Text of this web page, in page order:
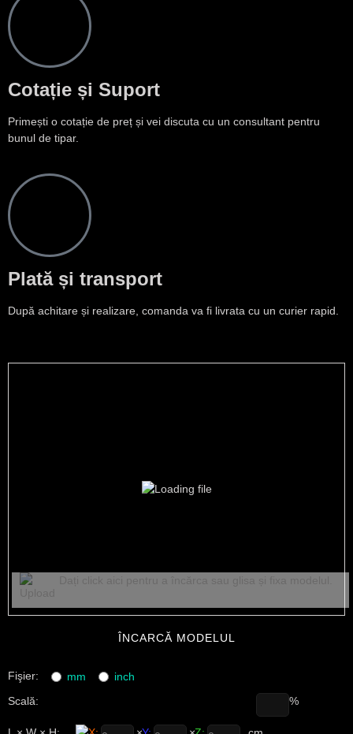
Cotație și Suport
Primești o cotație de preț și vei discuta cu un consultant pentru
bunul de tipar.
Plată și transport
După achitare și realizare, comanda va fi livrata cu un curier rapid.
ÎNCARCĂ MODELUL
Fişier: mm
inch
Scală:
%